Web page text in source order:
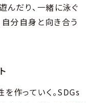
んだり、一緒に泳ぐ
自分自身と向き合う
作っていく。SDGs